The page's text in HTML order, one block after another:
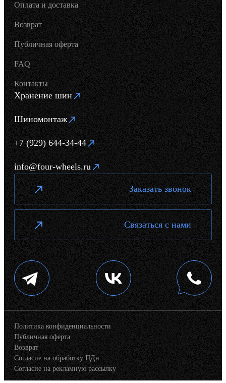
Оплата и доставка
Возврат
Публичная оферта
FAQ
Контакты
Хранение шин
Шиномонтаж
+7 (929) 644-34-44
info@four-wheels.ru
Заказать звонок
Связаться с нами
Политика конфиденциальности
Публичная оферта
Возврат
Согласие на обработку ПДн
Согласие на рекламную рассылку